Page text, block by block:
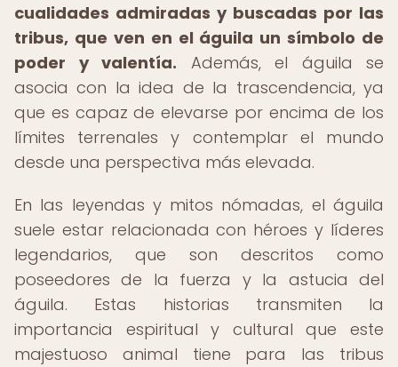
cualidades admiradas y buscadas por las
tribus, que ven en el águila un símbolo de
poder y valentía. Además, el águila se
asocia con la idea de la trascendencia, ya
que es capaz de elevarse por encima de los
límites terrenales y contemplar el mundo
desde una perspectiva más elevada.
En las leyendas y mitos nómadas, el águila
suele estar relacionada con héroes y líderes
legendarios, que son descritos como
poseedores de la fuerza y la astucia del
águila. Estas historias transmiten la
importancia espiritual y cultural que este
majestuoso animal tiene para las tribus